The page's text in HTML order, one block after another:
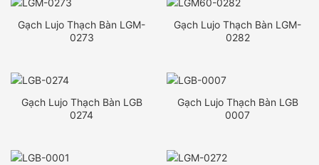
Gạch Lujo Thạch Bàn LGM-
0273
Gạch Lujo Thạch Bàn LGM-
0282
Gạch Lujo Thạch Bàn LGB
0274
Gạch Lujo Thạch Bàn LGB
0007